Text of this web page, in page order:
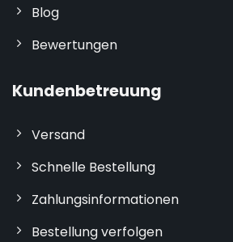
Blog
Bewertungen
Kundenbetreuung
Versand
Schnelle Bestellung
Zahlungsinformationen
Bestellung verfolgen